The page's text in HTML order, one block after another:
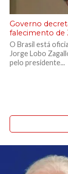
Governo
falecimento de
O Brasil está
Jorge Lobo
pelo presidente...